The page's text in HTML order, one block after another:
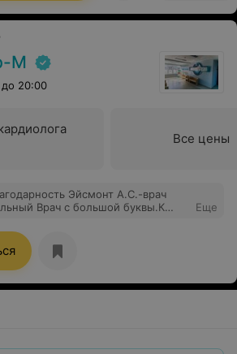
М
до 20:00
Все цены
Эйсмонт А.С.-врач
Врач с большой буквы.К
огромное!!!
Еще